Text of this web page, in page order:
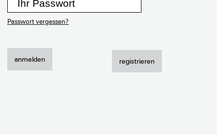
Passwort vergessen?
anmelden registrieren